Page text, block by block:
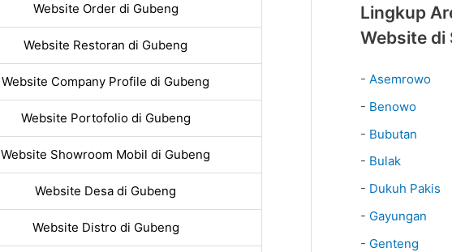
Website Order di Gubeng
Website Restoran di Gubeng
Website Company Profile di Gubeng
Website Portofolio di Gubeng
Website Showroom Mobil di Gubeng
Website Desa di Gubeng
Website Distro di Gubeng
Lingkup
Website di
- Asemrowo
- Benowo
- Bubutan
- Bulak
- Dukuh Pakis
- Gayungan
- Genteng